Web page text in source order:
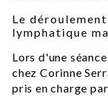
Le
lymphatique
Lors d'une
chez Corinne
pris en charge